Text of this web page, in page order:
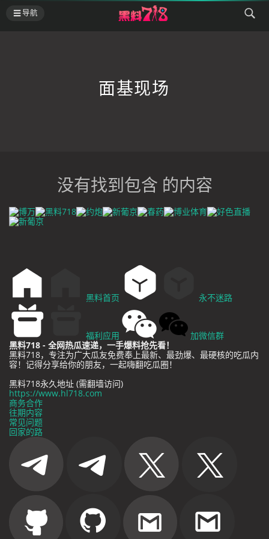
导航
面基现场
没有找到包含 的内容
黑料首页 永不迷路
福利应用
加微信群
黑料718 - 全网热瓜速递，一手爆料抢先看！
黑料718，专注为广大瓜友免费奉上最新、最劲爆、最硬核的吃瓜内
容！记得分享给你的朋友，一起嗨翻吃瓜圈！
黑料718永久地址 (需翻墙访问)
https://www.hl718.com
商务合作
往期内容
常见问题
回家的路